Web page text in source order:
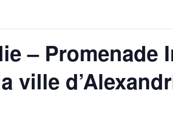
– Promenade
ville